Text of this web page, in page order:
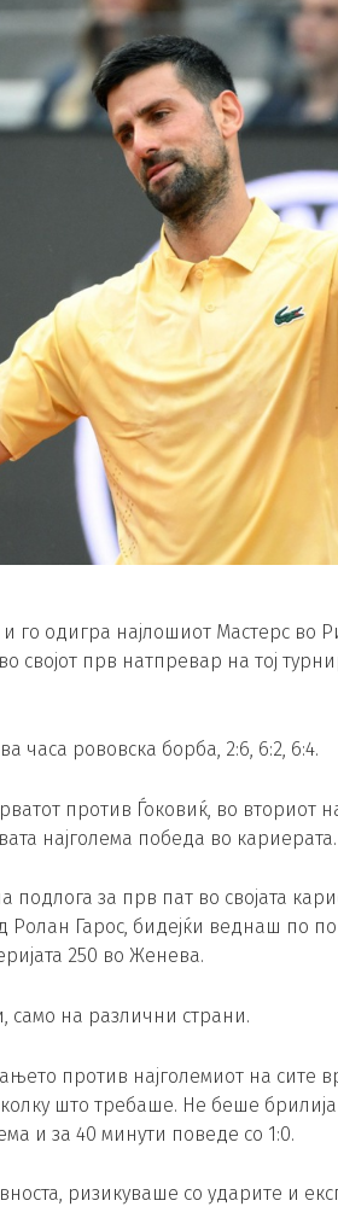
го одигра најлошиот Мастерс во
својот прв натпревар на тој
часа рововска борба, 2:6, 6:2, 6:4.
против Ѓоковиќ, во вториот
најголема победа во кариерата.
подлога за прв пат во својата
Гарос, бидејќи веднаш по
250 во Женева.
само на различни страни.
против најголемиот на сите
што требаше. Не беше
и за 40 минути поведе со 1:0.
ризикуваше со ударите и